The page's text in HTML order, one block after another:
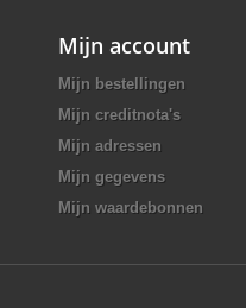
Mijn account
Mijn bestellingen
Mijn creditnota's
Mijn adressen
Mijn gegevens
Mijn waardebonnen